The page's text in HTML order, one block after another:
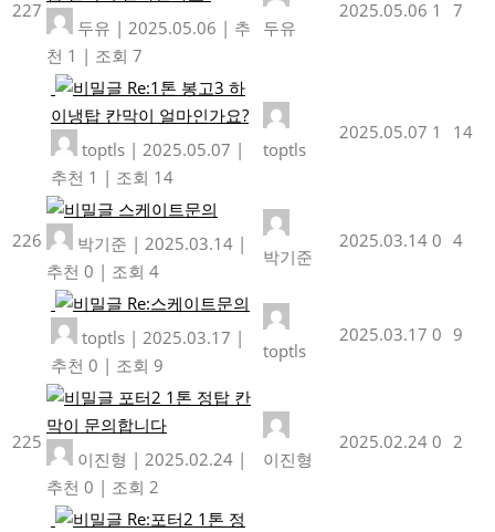
227
두유 | 2025.05.06 | 추
천 1 | 조회 7
두유
2025.05.06 1 7
Re:1톤 봉고3 하
이냉탑 칸막이 얼마인가요?
toptls | 2025.05.07 |
추천 1 | 조회 14
toptls
2025.05.07 1 14
226
스케이트문의
박기준 | 2025.03.14 |
추천 0 | 조회 4
박기준
2025.03.14 0 4
Re:스케이트문의
toptls | 2025.03.17 |
추천 0 | 조회 9
toptls
2025.03.17 0 9
225
포터2 1톤 정탑 칸
막이 문의합니다
이진형 | 2025.02.24 |
추천 0 | 조회 2
이진형
2025.02.24 0 2
Re:포터2 1톤 정